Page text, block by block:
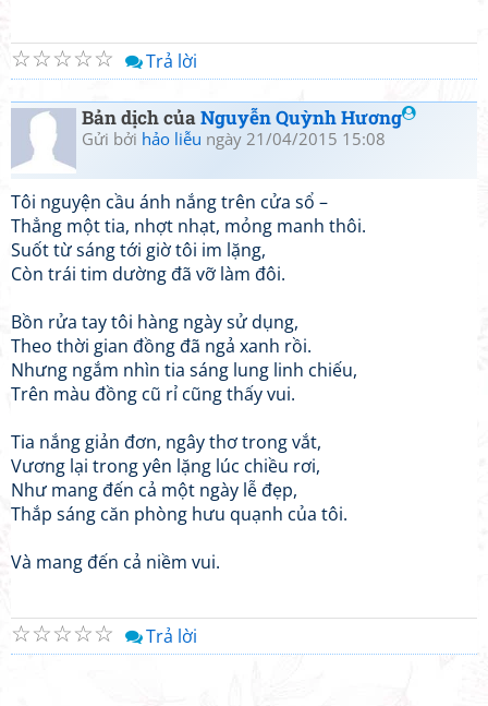
☆
☆
☆
☆
☆ Trả lời
Bản dịch củaNguyễn Quỳnh Hương
Gửi bởi hảo liễu ngày 21/04/2015 15:08
Tôi nguyện cầu ánh nắng trên cửa sổ –
Thẳng một tia, nhợt nhạt, mỏng manh thôi.
Suốt từ sáng tới giờ tôi im lặng,
Còn trái tim dường đã vỡ làm đôi.
Bồn rửa tay tôi hàng ngày sử dụng,
Theo thời gian đồng đã ngả xanh rồi.
Nhưng ngắm nhìn tia sáng lung linh chiếu,
Trên màu đồng cũ rỉ cũng thấy vui.
Tia nắng giản đơn, ngây thơ trong vắt,
Vương lại trong yên lặng lúc chiều rơi,
Như mang đến cả một ngày lễ đẹp,
Thắp sáng căn phòng hưu quạnh của tôi.
Và mang đến cả niềm vui.
☆
☆
☆
☆
☆ Trả lời